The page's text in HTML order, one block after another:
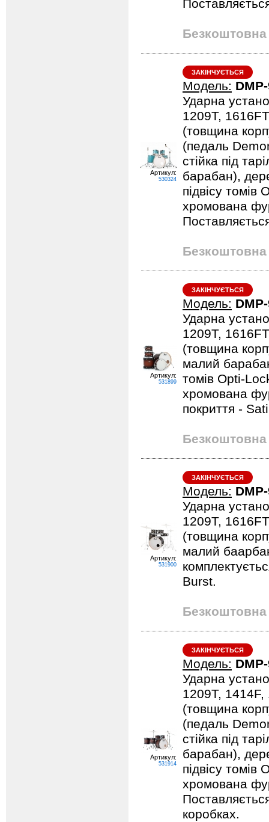
Безкоштовна
Артикул:
530324
ЗАКІНЧУЄТЬСЯ
Модель:
Ударна
1209T,
(товщина
(педаль
стійка під
барабан),
підвісу
хромована
Безкоштовна
Артикул:
531899
ЗАКІНЧУЄТЬСЯ
Модель:
Ударна
1209T,
(товщина
малий
томів Opti-
хромована
покриття -
Безкоштовна
Артикул:
531900
ЗАКІНЧУЄТЬСЯ
Модель:
Ударна
1209T,
(товщина
малий
Burst.
Безкоштовна
Артикул:
531914
ЗАКІНЧУЄТЬСЯ
Модель:
Ударна
1209T,
(товщина
(педаль
стійка під
барабан),
підвісу
хромована
коробках.